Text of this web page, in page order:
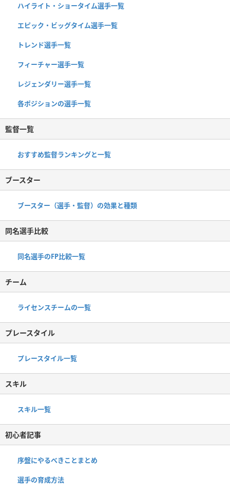
ハイライト・ショータイム選手一覧
エピック・ビッグタイム選手一覧
トレンド選手一覧
フィーチャー選手一覧
レジェンダリー選手一覧
各ポジションの選手一覧
監督一覧
おすすめ監督ランキングと一覧
ブースター
ブースター（選手・監督）の効果と種類
同名選手比較
同名選手のFP比較一覧
チーム
ライセンスチームの一覧
プレースタイル
プレースタイル一覧
スキル
スキル一覧
初心者記事
序盤にやるべきことまとめ
選手の育成方法